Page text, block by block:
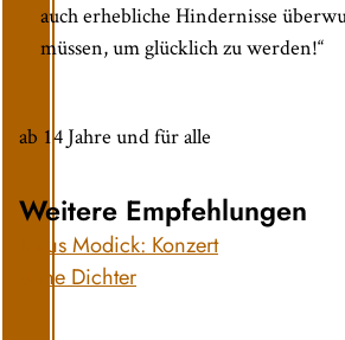
auch erhebliche Hindernisse
müssen, um glücklich zu werden!“
ab 14 Jahre und für alle
Weitere Empfehlungen
Klaus Modick: Konzert
ohne Dichter